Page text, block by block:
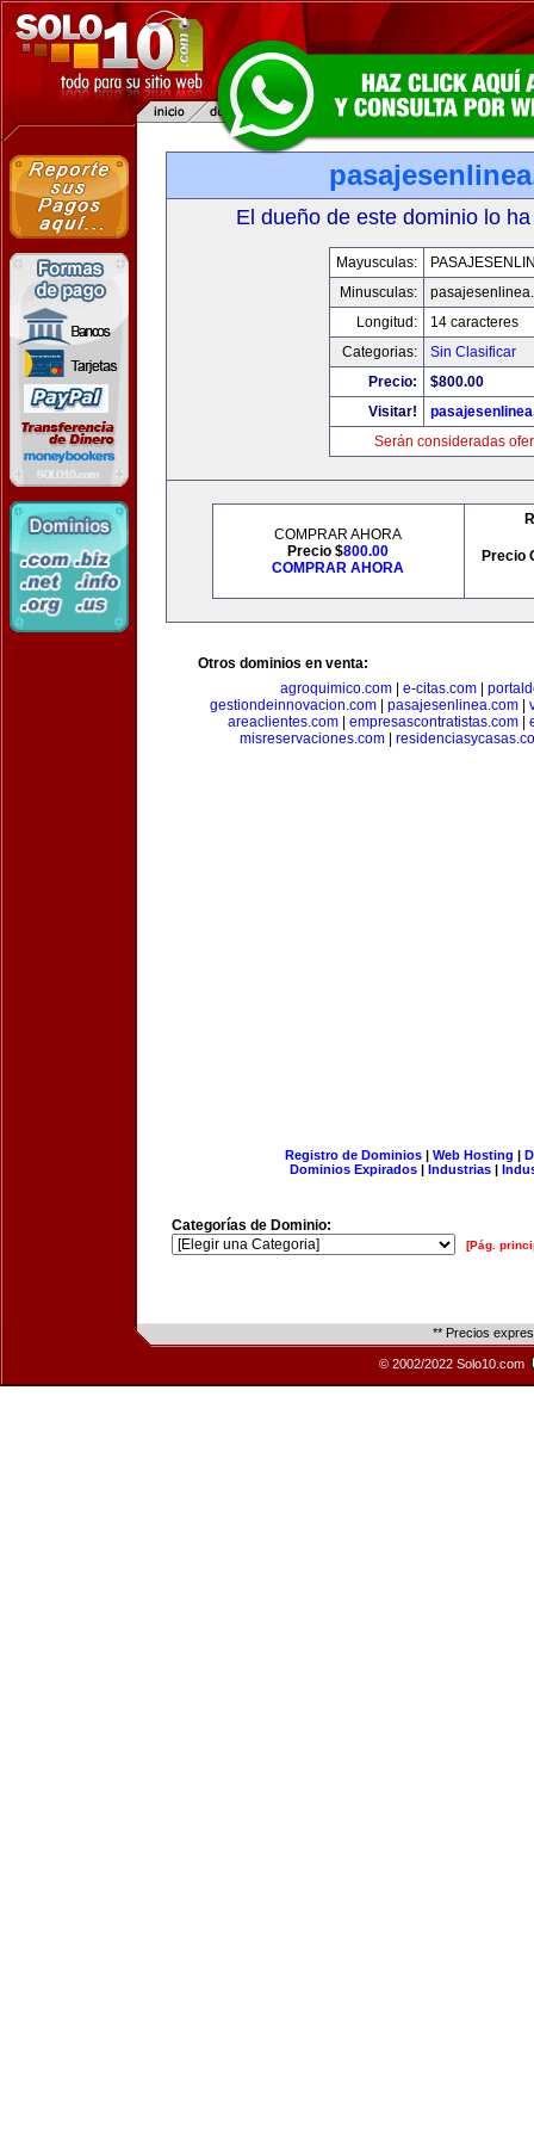
El dueño de este dominio lo
Mayusculas:
Minusculas:
Longitud:
14 caracteres
Categorias:
Sin Clasificar
Precio:
$800.00
Visitar!
Serán consideradas
COMPRAR AHORA
Precio $800.00
COMPRAR AHORA
Precio
Otros dominios en venta:
agroquimico.com
e-citas.com
gestiondeinnovacion.com| pasajesenlinea.com|
areaclientes.com| empresascontratistas.com|
misreservaciones.com|
Registro de Dominios| Web Hosting |
Dominios Expirados | Industrias |
Categorías de Dominio:
[Pág.
** Precios
© 2002/2022 Solo10.com